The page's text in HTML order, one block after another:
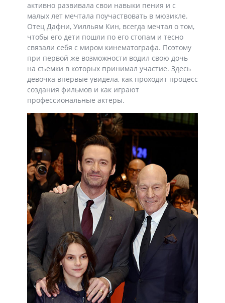
активно развивала свои навыки пения и с
малых лет мечтала поучаствовать в мюзикле.
Отец Дафни, Уилльям Кин, всегда мечтал о том,
чтобы его дети пошли по его стопам и тесно
связали себя с миром кинематографа. Поэтому
при первой же возможности водил свою дочь
на съемки в которых принимал участие. Здесь
девочка впервые увидела, как проходит процесс
создания фильмов и как играют
профессиональные актеры.